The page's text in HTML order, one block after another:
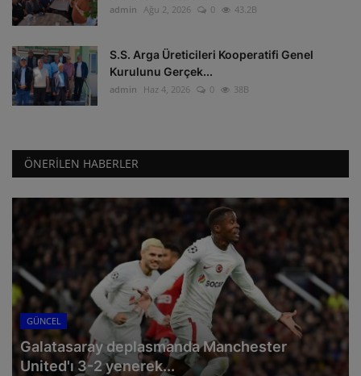
admin Ağu 2, 2026 0 43.2B
S.S. Arga Üreticileri Kooperatifi Genel
Kurulunu Gerçek...
admin Haz 4, 2026 0 38B
ÖNERILEN HABERLER
GÜNCEL
Galatasaray deplasmanda Manchester
United'ı 3-2 yenerek...